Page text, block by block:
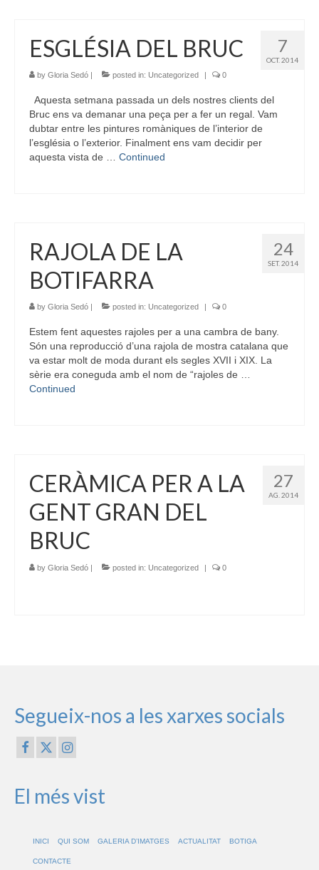
7
OCT. 2014
ESGLÉSIA DEL BRUC
by Gloria Sedó | posted in: Uncategorized | 0
Aquesta setmana passada un dels nostres clients del
Bruc ens va demanar una peça per a fer un regal. Vam
dubtar entre les pintures romàniques de l’interior de
l’església o l’exterior. Finalment ens vam decidir per
aquesta vista de … Continued
24
SET. 2014
RAJOLA DE LA
BOTIFARRA
by Gloria Sedó posted in: Uncategorized 0
Estem fent aquestes rajoles per a una cambra de bany.
Són una reproducció d’una rajola de mostra catalana que
va estar molt de moda durant els segles XVII i XIX. La
sèrie era coneguda amb el nom de “rajoles de …
Continued
27
AG. 2014
CERÀMICA PER A LA
GENT GRAN DEL
BRUC
by Gloria Sedó | posted in: Uncategorized | 0
Segueix-nos a les xarxes socials
El més vist
INICI QUI SOM GALERIA D’IMATGES ACTUALITAT BOTIGA
CONTACTE